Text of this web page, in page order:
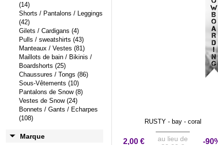
(14)
Shorts / Pantalons / Leggings
(42)
Gilets / Cardigans (4)
Pulls / sweatshirts (43)
Manteaux / Vestes (81)
Maillots de bain / Bikinis /
Boardshorts (25)
Chaussures / Tongs (86)
Sous-Vêtements (10)
Pantalons de Snow (8)
Vestes de Snow (24)
Bonnets / Gants / Echarpes
(108)
Marque
RUSTY - bay - coral
2,00 €
au lieu de
-